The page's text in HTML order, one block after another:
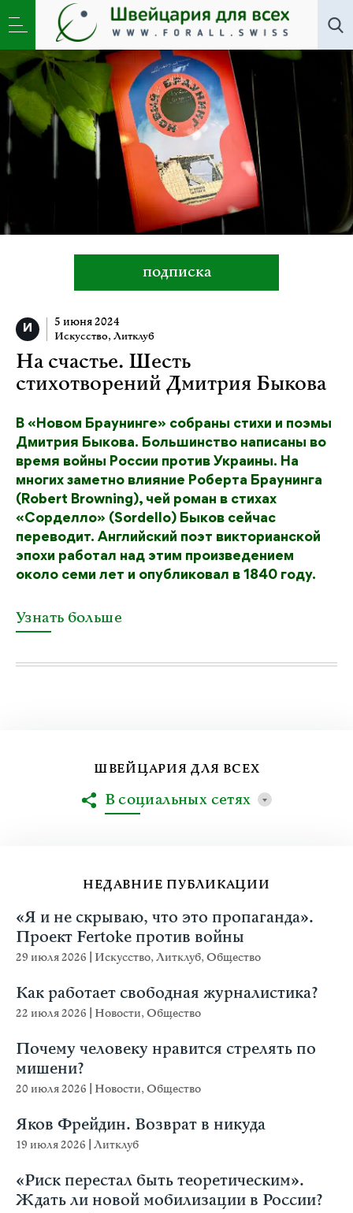
Все авторы»Дмитрий Быков
подписка
5 июня 2024
Искусство, Литклуб
На счастье. Шесть
стихотворений Дмитрия Быкова
В «Новом Браунинге» собраны стихи и поэмы
Дмитрия Быкова. Большинство написаны во
время войны России против Украины. На
многих заметно влияние Роберта Браунинга
(Robert Browning), чей роман в стихах
«Сорделло» (Sordello) Быков сейчас
переводит. Английский поэт викторианской
эпохи работал над этим произведением
около семи лет и опубликовал в 1840 году.
Узнать больше
НЕДАВНИЕ ПУБЛИКАЦИИ
«Я и не скрываю, что это пропаганда».
Проект Fertoke против войны
29 июля 2026 Искусство,Литклуб,Общество
Как работает свободная журналистика?
22 июля 2026 Новости,Общество
Почему человеку нравится стрелять по
мишени?
20 июля 2026 Новости,Общество
Яков Фрейдин. Возврат в никуда
19 июля 2026 Литклуб
«Риск перестал быть теоретическим».
Ждать ли новой мобилизации в России?
ШВЕЙЦАРИЯ ДЛЯ ВСЕХ
В социальных сетях